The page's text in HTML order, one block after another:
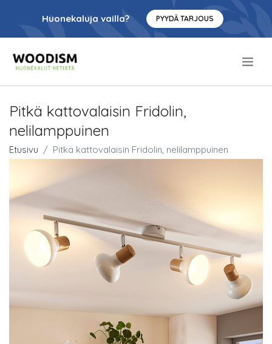
Huonekaluja vailla? PYYDÄ TARJOUS
Pitkä kattovalaisin Fridolin,
nelilamppuinen
Etusivu Pitkä kattovalaisin Fridolin, nelilamppuinen